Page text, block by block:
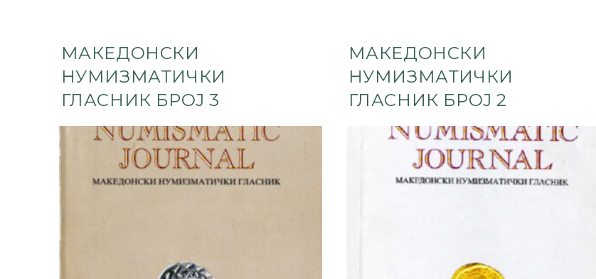
МАКЕДОНСКИ
НУМИЗМАТИЧКИ
ГЛАСНИК БРОЈ 3
МАКЕДОНСКИ
НУМИЗМАТИЧКИ
ГЛАСНИК БРОЈ 2